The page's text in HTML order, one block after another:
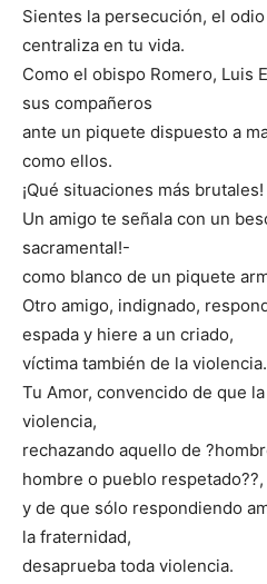
Sientes la persecución, el
centraliza en tu vida.
Como el obispo Romero, Luis
sus compañeros
ante un piquete dispuesto a
como ellos.
¡Qué situaciones más brutales!
Un amigo te señala con un
sacramental!-
como blanco de un piquete
Otro amigo, indignado,
espada y hiere a un criado,
víctima también de la violencia.
Tu Amor, convencido de que
violencia,
rechazando aquello de
hombre o pueblo respetado??,
y de que sólo respondiendo
la fraternidad,
desaprueba toda violencia.